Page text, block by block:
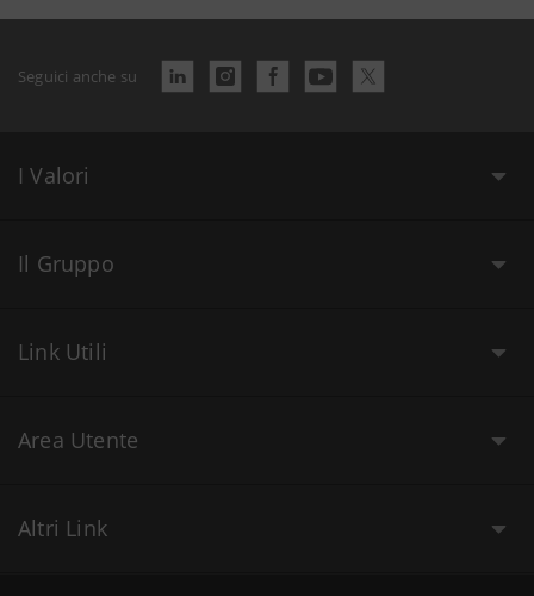
Seguici anche su
I Valori
Il Gruppo
Link Utili
Area Utente
Altri Link